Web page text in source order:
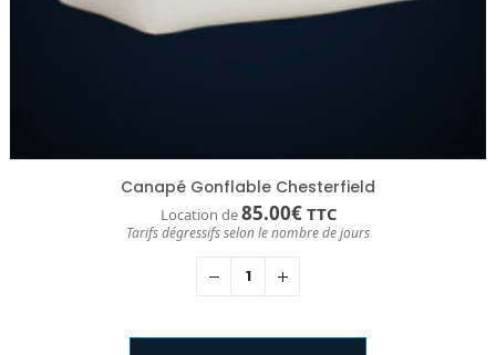
Canapé Gonflable Chesterfield
Location de85.00€ TTC
Tarifs dégressifs selon le nombre de jours